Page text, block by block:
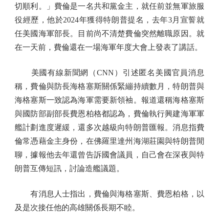
切順利。」費倫是一名共和黨金主，就任前並無軍旅服
役經歷，他於2024年獲得特朗普提名，去年3月宣誓就
任美國海軍部長。目前尚不清楚費倫突然離職原因。就
在一天前，費倫還在一場海軍年度大會上發表了講話。
美國有線新聞網（CNN）引述匿名美國官員消息
稱，費倫與防長海格塞斯關係緊繃持續數月，特朗普與
海格塞斯一致認為海軍需要新領袖。報道還稱海格塞斯
與國防部副部長費恩柏格都認為，費倫執行興建海軍軍
艦計劃進度遲緩，還多次越級向特朗普匯報。消息指費
倫常憑藉金主身份，在佛羅里達州海湖莊園與特朗普閒
聊，據報他去年還曾告訴國會議員，自己會在深夜與特
朗普互傳短訊，討論造艦議題。
有消息人士指出，費倫與海格塞斯、費恩柏格，以
及是次接任他的高雄關係長期不睦。